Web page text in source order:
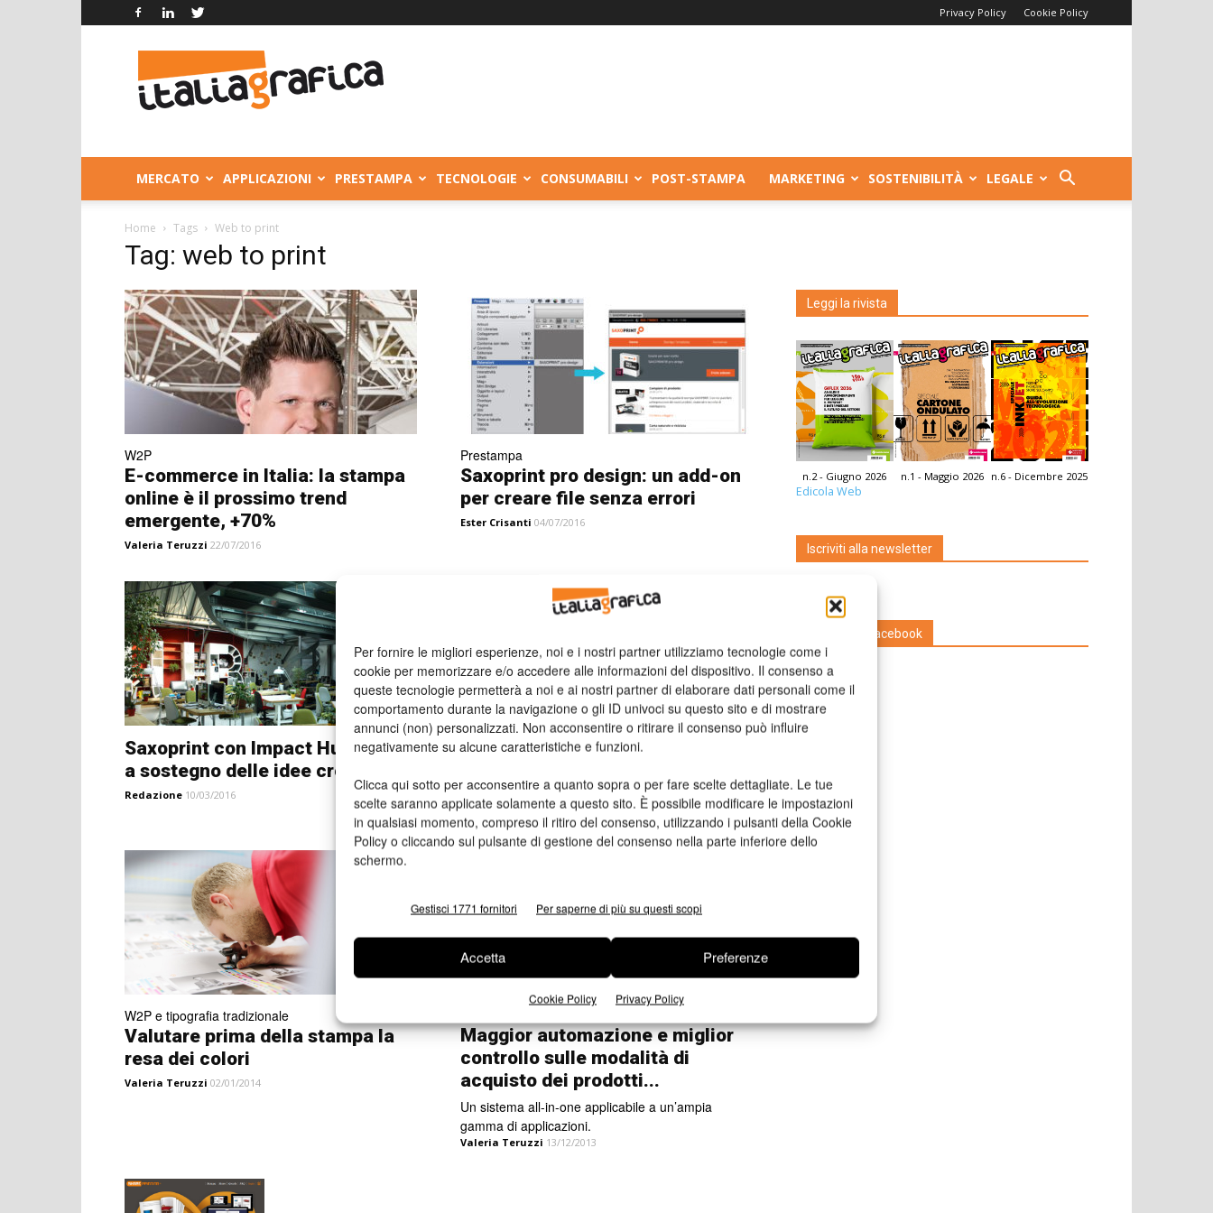
Per fornire le migliori esperienze, noi e i nostri partner utilizziamo tecnologie come i
cookie per memorizzare e/o accedere alle informazioni del dispositivo. Il consenso a
queste tecnologie permetterà a noi e ai nostri partner di elaborare dati personali come il
comportamento durante la navigazione o gli ID univoci su questo sito e di mostrare
annunci (non) personalizzati. Non acconsentire o ritirare il consenso può influire
negativamente su alcune caratteristiche e funzioni.
Clicca qui sotto per acconsentire a quanto sopra o per fare scelte dettagliate. Le tue
scelte saranno applicate solamente a questo sito. È possibile modificare le impostazioni
in qualsiasi momento, compreso il ritiro del consenso, utilizzando i pulsanti della Cookie
Policy o cliccando sul pulsante di gestione del consenso nella parte inferiore dello
schermo.
Gestisci 1771 fornitori Per saperne di più su questi scopi
Accetta Preferenze
Cookie Policy Privacy Policy
Privacy Policy Cookie Policy
Grafica
MERCATO APPLICAZIONI PRESTAMPA TECNOLOGIE CONSUMABILI POST-STAMPA MARKETING SOSTENIBILITÀ LEGALE
Home Tags Web to print
Tag: web to print
W2P
E-commerce in Italia: la stampa
online è il prossimo trend
emergente, +70%
Valeria Teruzzi 22/07/2016
Prestampa
Saxoprint pro design: un add-on
per creare file senza errori
Ester Crisanti 04/07/2016
Saxoprint con Impact Hub Milano
a sostegno delle idee creative
Redazione 10/03/2016
Web to Print
versione 7
Redazione 19/01/2014
W2P e tipografia tradizionale
Valutare prima della stampa la
resa dei colori
Valeria Teruzzi 02/01/2014
Maggior automazione e miglior
controllo sulle modalità di
acquisto dei prodotti...
Un sistema all-in-one applicabile a un’ampia
gamma di applicazioni.
Valeria Teruzzi 13/12/2013
Leggi la rivista
n.2 - Giugno 2026 n.1 - Maggio 2026 n.6 - Dicembre 2025
Edicola Web
Iscriviti alla newsletter
Seguici su Facebook